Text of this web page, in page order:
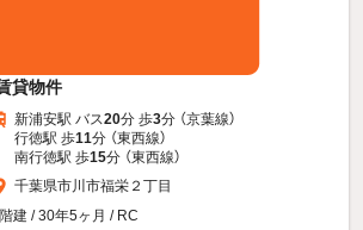
貸物件
新浦安駅 バス20分 歩3分 （京葉線）
行徳駅 歩11分 （東西線）
南行徳駅 歩15分 （東西線）
千葉県市川市福栄２丁目
建 / 30年5ヶ月 / RC